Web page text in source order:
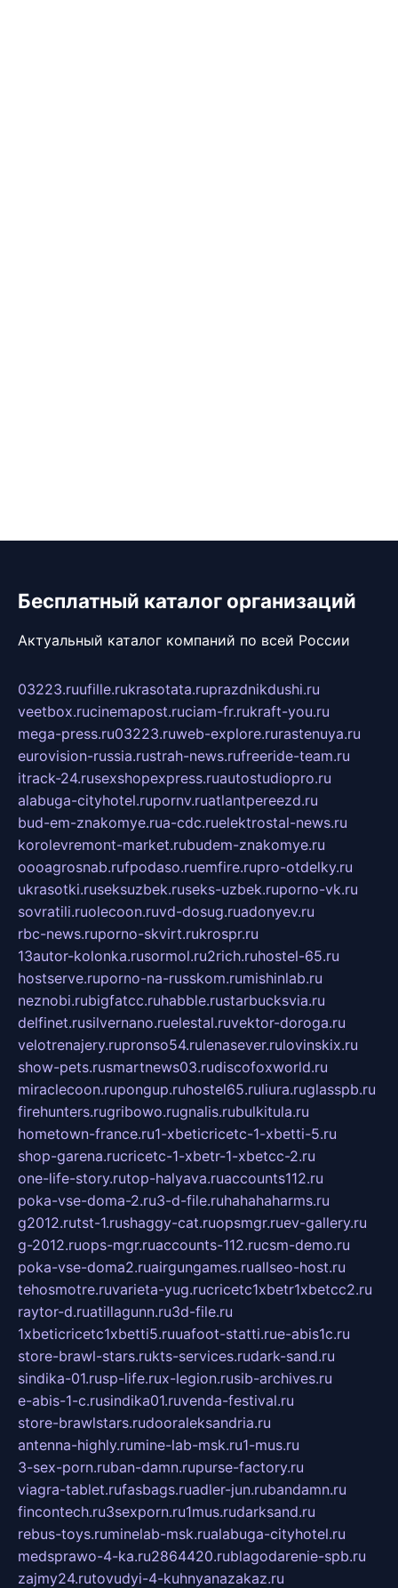
Бесплатный каталог организаций
Актуальный каталог компаний по всей России
03223.ruufille.rukrasotata.ruprazdnikdushi.ru
veetbox.rucinemapost.ruciam-fr.rukraft-you.ru
mega-press.ru03223.ruweb-explore.rurastenuya.ru
eurovision-russia.rustrah-news.rufreeride-team.ru
itrack-24.rusexshopexpress.ruautostudiopro.ru
alabuga-cityhotel.rupornv.ruatlantpereezd.ru
bud-em-znakomye.rua-cdc.ruelektrostal-news.ru
korolevremont-market.rubudem-znakomye.ru
oooagrosnab.rufpodaso.ruemfire.rupro-otdelky.ru
ukrasotki.ruseksuzbek.ruseks-uzbek.ruporno-vk.ru
sovratili.ruolecoon.ruvd-dosug.ruadonyev.ru
rbc-news.ruporno-skvirt.rukrospr.ru
13autor-kolonka.rusormol.ru2rich.ruhostel-65.ru
hostserve.ruporno-na-russkom.rumishinlab.ru
neznobi.rubigfatcc.ruhabble.rustarbucksvia.ru
delfinet.rusilvernano.ruelestal.ruvektor-doroga.ru
velotrenajery.rupronso54.rulenasever.rulovinskix.ru
show-pets.rusmartnews03.rudiscofoxworld.ru
miraclecoon.rupongup.ruhostel65.ruliura.ruglasspb.ru
firehunters.rugribowo.rugnalis.rubulkitula.ru
hometown-france.ru1-xbeticricetc-1-xbetti-5.ru
shop-garena.rucricetc-1-xbetr-1-xbetcc-2.ru
one-life-story.rutop-halyava.ruaccounts112.ru
poka-vse-doma-2.ru3-d-file.ruhahahaharms.ru
g2012.rutst-1.rushaggy-cat.ruopsmgr.ruev-gallery.ru
g-2012.ruops-mgr.ruaccounts-112.rucsm-demo.ru
poka-vse-doma2.ruairgungames.ruallseo-host.ru
tehosmotre.ruvarieta-yug.rucricetc1xbetr1xbetcc2.ru
raytor-d.ruatillagunn.ru3d-file.ru
1xbeticricetc1xbetti5.ruuafoot-statti.rue-abis1c.ru
store-brawl-stars.rukts-services.rudark-sand.ru
sindika-01.rusp-life.rux-legion.rusib-archives.ru
e-abis-1-c.rusindika01.ruvenda-festival.ru
store-brawlstars.rudooraleksandria.ru
antenna-highly.rumine-lab-msk.ru1-mus.ru
3-sex-porn.ruban-damn.rupurse-factory.ru
viagra-tablet.rufasbags.ruadler-jun.rubandamn.ru
fincontech.ru3sexporn.ru1mus.rudarksand.ru
rebus-toys.ruminelab-msk.rualabuga-cityhotel.ru
medsprawo-4-ka.ru2864420.rublagodarenie-spb.ru
zajmy24.rutovudyi-4-kuhnyanazakaz.ru